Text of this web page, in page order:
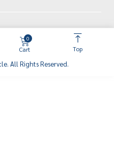
0
Cart Top
All Rights Reserved.